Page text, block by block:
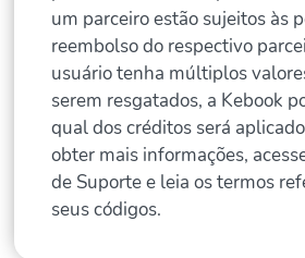
um parceiro estão sujeitos às
reembolso do respectivo
usuário tenha múltiplos
serem resgatados, a Kebook
qual dos créditos será
obter mais informações,
de Suporte e leia os termos
seus códigos.